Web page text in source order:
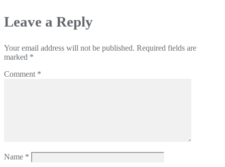
Leave a Reply
Your email address will not be published. Required fields are
marked *
Comment *
Name *